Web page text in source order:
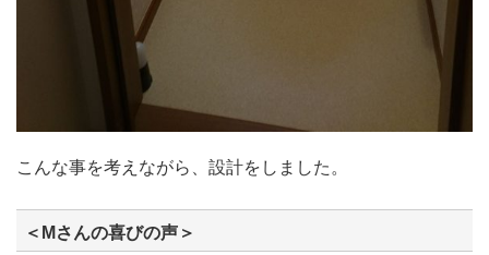
こんな事を考えながら、設計をしました。
＜Mさんの喜びの声＞